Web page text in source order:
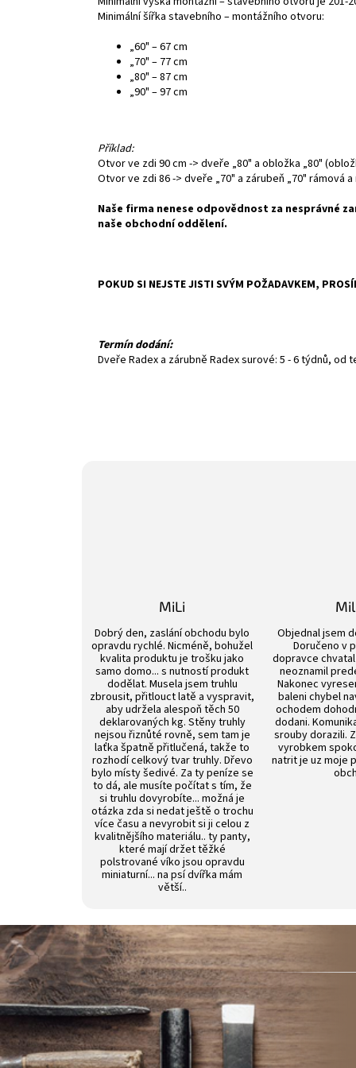
Minimální šířka stavebního – montážního otvoru:
„60" – 67 cm
„70" – 77 cm
„80" – 87 cm
„90" – 97 cm
Příklad:
Otvor ve zdi 90 cm -> dveře „80" a obložka „80"
Otvor ve zdi 86 -> dveře „70" a zárubeň „70" rámová
Naše firma nenese odpovědnost za nesprávné
naše obchodní oddělení.
POKUD SI NEJSTE JISTI SVÝM POŽADAVKEM,
Termín dodání:
Dveře Radex a zárubně Radex surové: 5 - 6 týdnů, od
MiLi
Hodnocení obchodu je 3 z 5 hvězdiček.
Dobrý den, zaslání obchodu bylo
opravdu rychlé. Nicméně, bohužel
kvalita produktu je trošku jako
samo domo... s nutností produkt
dodělat. Musela jsem truhlu
zbrousit, přitlouct latě a vyspravit,
aby udržela alespoň těch 50
deklarovaných kg. Stěny truhly
nejsou řiznůté rovně, sem tam je
laťka špatně přitlučená, takže to
rozhodí celkový tvar truhly. Dřevo
bylo místy šedivé. Za ty peníze se
to dá, ale musíte počítat s tím, že
si truhlu dovyrobíte... možná je
otázka zda si nedat ještě o trochu
více času a nevyrobit si ji celou z
kvalitnějšího materiálu.. ty panty,
které mají držet těžké
polstrované víko jsou opravdu
miniaturní... na psí dvířka mám
větší..
Objednal jsem
Doručeno v
dopravce
neoznamil
Nakonec
baleni chybel
ochodem
dodani.
srouby dorazili.
vyrobkem
natrit je uz moje
Z
á
p
a
t